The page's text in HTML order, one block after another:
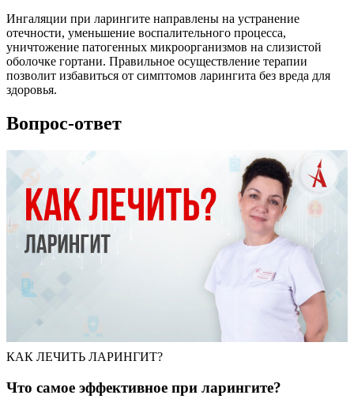
Ингаляции при ларингите направлены на устранение
отечности, уменьшение воспалительного процесса,
уничтожение патогенных микроорганизмов на слизистой
оболочке гортани. Правильное осуществление терапии
позволит избавиться от симптомов ларингита без вреда для
здоровья.
Вопрос-ответ
КАК ЛЕЧИТЬ ЛАРИНГИТ?
Что самое эффективное при ларингите?